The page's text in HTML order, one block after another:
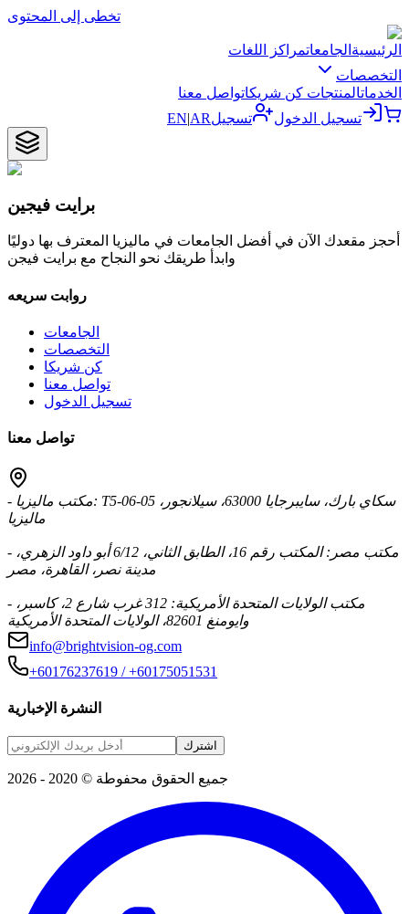
تخطى إلى المحتوى
الرئيسية الجامعاتمراكز اللغات
التخصصات
الخدماتالمنتجات كن شريكاتواصل معنا
تسجيل الدخول
تسجيل EN|AR
برايت فيجين
أحجز مقعدك الآن في أفضل الجامعات في ماليزيا المعترف بها دوليًا
وابدأ طريقك نحو النجاح مع برايت فيجن
روابت سريعه
الجامعات
التخصصات
كن شريكا
تواصل معنا
تسجيل الدخول
تواصل معنا
- مكتب ماليزيا: T5-06-05 سكاي بارك، سايبرجايا 63000، سيلانجور،
ماليزيا
- مكتب مصر: المكتب رقم 16، الطابق الثاني، 6/12 أبو داود الزهري،
مدينة نصر، القاهرة، مصر
- مكتب الولايات المتحدة الأمريكية: 312 غرب شارع 2، كاسبر،
وايومنغ 82601، الولايات المتحدة الأمريكية
info@brightvision-og.com
+60176237619 / +60175051531
النشرة الإخبارية
اشترك
جميع الحقوق محفوطة © 2020 - 2026